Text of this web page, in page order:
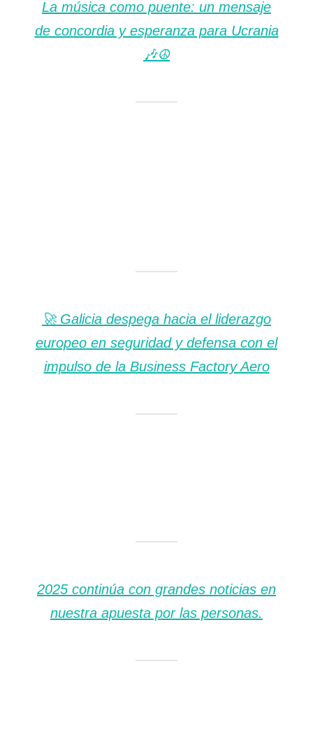
La música como puente: un mensaje
de concordia y esperanza para Ucrania
🎶☮️
🚀 Galicia despega hacia el liderazgo
europeo en seguridad y defensa con el
impulso de la Business Factory Aero
2025 continúa con grandes noticias en
nuestra apuesta por las personas.